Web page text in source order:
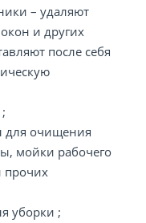
– удаляют
и других
после себя
для очищения
мойки рабочего
прочих
уборки ;